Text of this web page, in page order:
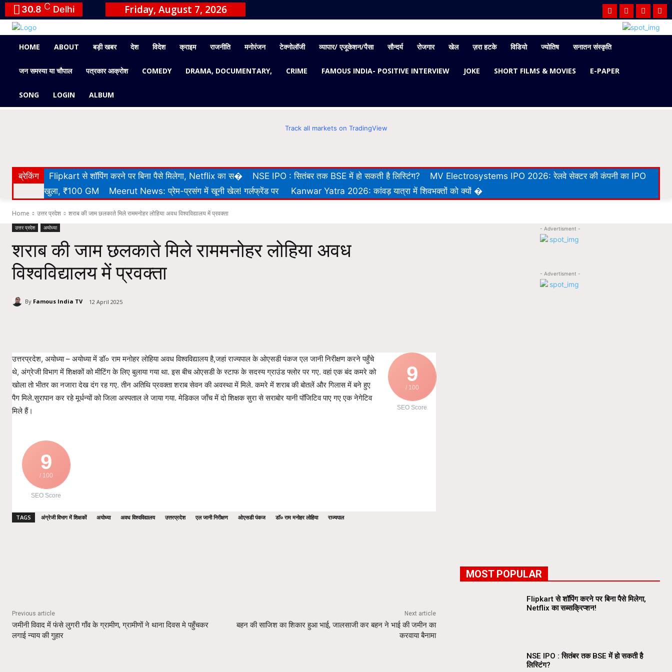
30.8 C Delhi Friday, August 7, 2026
HOME ABOUT बड़ी खबर देश विदेश क्राइम राजनीति मनोरंजन टेक्नोलॉजी व्यापार/ एजूकेशन/पैसा सौन्दर्य रोजगार खेल ज़रा हटके विडियो ज्योतिष सनातन संस्कृति
जन समस्या या चौपाल पत्रकार आक्रोश COMEDY DRAMA, DOCUMENTARY, CRIME FAMOUS INDIA- POSITIVE INTERVIEW JOKE SHORT FILMS & MOVIES E-PAPER
SONG LOGIN ALBUM
Track all markets on TradingView
ब्रेकिंग Flipkart से शॉपिंग करने पर बिना पैसे मिलेगा, Netflix का स� NSE IPO : सितंबर तक BSE में हो सकती है लिस्टिंग?
MV Electrosystems IPO 2026: रेलवे सेक्टर की कंपनी का IPO
खुला, ₹100 GM
Meerut News: प्रेम-प्रसंग में खूनी खेल! गर्लफ्रेंड पर Kanwar Yatra 2026: कांवड़ यात्रा में शिवभक्तों को क्यों �
Home उत्तर प्रदेश शराब की जाम छलकाते मिले राममनोहर लोहिया अवध विश्वविद्यालय में प्रवक्ता
उत्तर प्रदेश अयोध्या
शराब की जाम छलकाते मिले राममनोहर लोहिया अवध
विश्वविद्यालय में प्रवक्ता
By Famous India TV 12 April 2025
9
/ 100
SEO Score
उत्तरप्रदेश, अयोध्या – अयोध्या में डॉ० राम मनोहर लोहिया अवध विश्वविद्यालय है,जहां राज्यपाल के ओएसडी पंकज एल जानी निरीक्षण करने पहुँचे
थे, अंग्रेजी विभाग में शिक्षकों को मीटिंग के लिए बुलाया गया था. इस बीच ओएसडी के स्टाफ के सदस्य ग्राउंड फ्लोर पर गए. वहां एक बंद कमरे को
खोला तो भीतर का नजारा देख दंग रह गए. तीन अतिथि प्रवक्ता शराब सेवन की अवस्था में मिले. कमरे में शराब की बोतलें और गिलास में बने हुए
पैग मिले.सुरापान कर रहे मूर्धन्यों को जिला अस्पताल ले जाया गया. मेडिकल जाँच में दो शिक्षक सुरा से सराबोर यानी पॉजिटिव पाए गए एक नेगेटिव
मिले हैं।
9
/ 100
SEO Score
TAGS अंग्रेजी विभाग में शिक्षकों अयोध्या अवध विश्वविद्यालय उत्तरप्रदेश एल जानी निरीक्षण ओएसडी पंकज डॉ० राम मनोहर लोहिया राज्यपाल
Previous article
जमीनी विवाद में फंसे लुगरी गाँव के ग्रामीण, ग्रामीणों ने थाना दिवस मे पहुँचकर
लगाई न्याय की गुहार
Next article
बहन की साजिश का शिकार हुआ भाई, जालसाजी कर बहन ने भाई की जमीन का
करवाया बैनामा
- Advertisment -
- Advertisment -
MOST POPULAR
Flipkart से शॉपिंग करने पर बिना पैसे मिलेगा,
Netflix का सब्सक्रिप्शन!
NSE IPO : सितंबर तक BSE में हो सकती है
लिस्टिंग?